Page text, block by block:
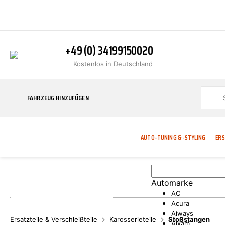
+49 (0) 34199150020
Kostenlos in Deutschland
FAHRZEUG HINZUFÜGEN
AUTO-TUNING & -STYLING
Automarke
AC
Acura
Aiways
Ersatzteile & Verschleißteile Karosserieteile Stoßstangen